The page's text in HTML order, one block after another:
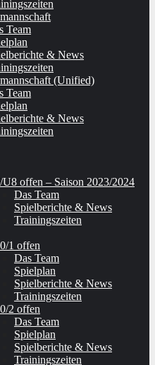
Team
& News
(Unified)
Team
& News
offen – Saison 2023/2024
Das Team
Spielberichte & News
Trainingszeiten
1 offen
Das Team
Spielplan
Spielberichte & News
Trainingszeiten
2 offen
Das Team
Spielplan
Spielberichte & News
Trainingszeiten